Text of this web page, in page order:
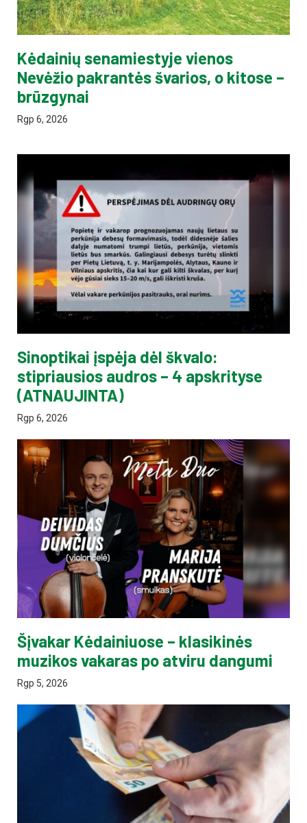
Kėdainių senamiestyje vienos
Nevėžio pakrantės švarios, o kitose –
brūzgynai
Rgp 6, 2026
Sinoptikai įspėja dėl škvalo:
stipriausios audros – 4 apskrityse
(ATNAUJINTA)
Rgp 6, 2026
Šįvakar Kėdainiuose – klasikinės
muzikos vakaras po atviru dangumi
Rgp 5, 2026